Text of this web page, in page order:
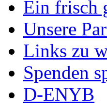
Ein frisch
Unsere
Links zu
Spenden
D-ENYB